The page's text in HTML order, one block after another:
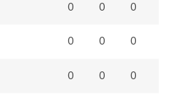
0 0 0
0 0 0
0 0 0